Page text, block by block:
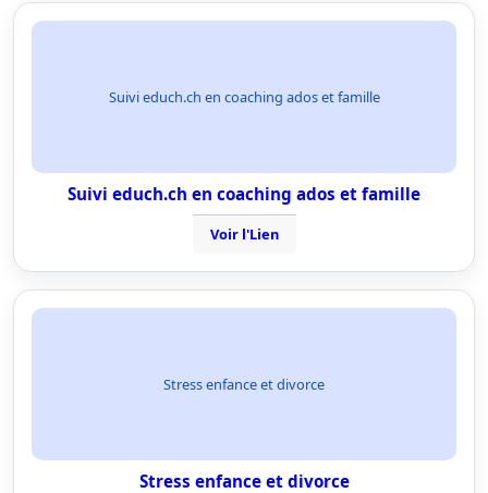
Suivi educh.ch en coaching ados et famille
Suivi educh.ch en coaching ados et famille
Voir l'Lien
Stress enfance et divorce
Stress enfance et divorce